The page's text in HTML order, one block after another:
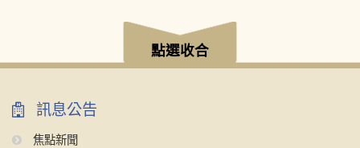
點選收合
訊息公告
焦點新聞